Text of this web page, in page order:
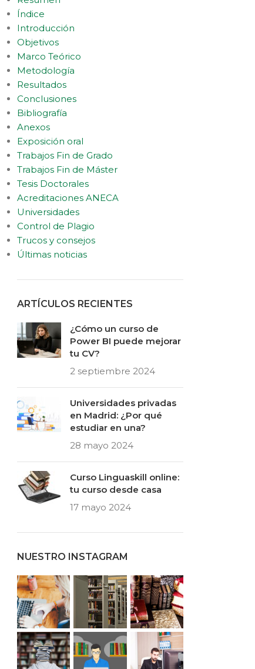
Índice
Introducción
Objetivos
Marco Teórico
Metodología
Resultados
Conclusiones
Bibliografía
Anexos
Exposición oral
Trabajos Fin de Grado
Trabajos Fin de Máster
Tesis Doctorales
Acreditaciones ANECA
Universidades
Control de Plagio
Trucos y consejos
Últimas noticias
ARTÍCULOS RECIENTES
¿Cómo un curso de
Power BI puede mejorar
tu CV?
2 septiembre 2024
Universidades privadas
en Madrid: ¿Por qué
estudiar en una?
28 mayo 2024
Curso Linguaskill online:
tu curso desde casa
17 mayo 2024
NUESTRO INSTAGRAM